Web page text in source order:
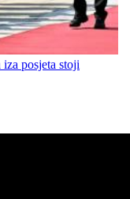
posjeta stoji